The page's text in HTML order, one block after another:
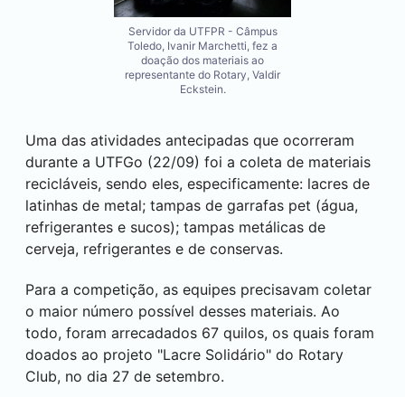
Servidor da UTFPR - Câmpus
Toledo, Ivanir Marchetti, fez a
doação dos materiais ao
representante do Rotary, Valdir
Eckstein.
Uma das atividades antecipadas que ocorreram
durante a UTFGo (22/09) foi a coleta de materiais
recicláveis, sendo eles, especificamente: lacres de
latinhas de metal; tampas de garrafas pet (água,
refrigerantes e sucos); tampas metálicas de
cerveja, refrigerantes e de conservas.
Para a competição, as equipes precisavam coletar
o maior número possível desses materiais. Ao
todo, foram arrecadados 67 quilos, os quais foram
doados ao projeto "Lacre Solidário" do Rotary
Club, no dia 27 de setembro.